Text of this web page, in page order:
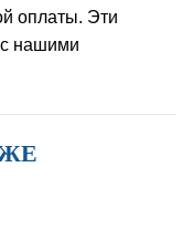
оплаты. Эти
с нашими